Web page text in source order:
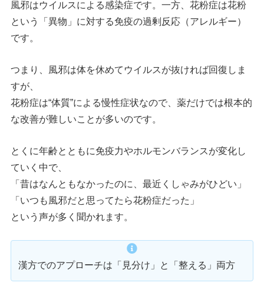
風邪はウイルスによる感染症です。一方、花粉症は花粉
という「異物」に対する免疫の過剰反応（アレルギー）
です。
つまり、風邪は体を休めてウイルスが抜ければ回復しま
すが、
花粉症は“体質”による慢性症状なので、薬だけでは根本的
な改善が難しいことが多いのです。
とくに年齢とともに免疫力やホルモンバランスが変化し
ていく中で、
「昔はなんともなかったのに、最近くしゃみがひどい」
「いつも風邪だと思ってたら花粉症だった」
という声が多く聞かれます。
漢方でのアプローチは「見分け」と「整える」両方